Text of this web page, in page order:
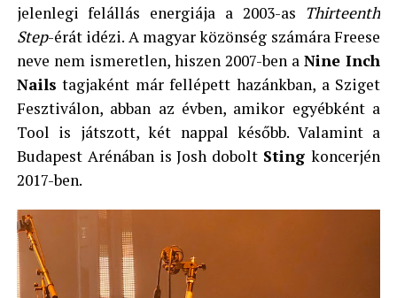
jelenlegi felállás energiája a 2003-as Thirteenth
Step-érát idézi. A magyar közönség számára Freese
neve nem ismeretlen, hiszen 2007-ben aNine Inch
Nails tagjaként már fellépett hazánkban, a Sziget
Fesztiválon, abban az évben, amikor egyébként a
Tool is játszott, két nappal később. Valamint a
Budapest Arénában is Josh dobolt Stingkoncerjén
2017-ben.